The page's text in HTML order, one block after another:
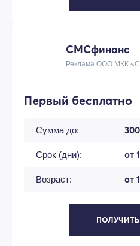
СМСфинанс
Реклама ООО МКК
Первый бесплатно
Сумма до:
Срок (дни): от
Возраст: от